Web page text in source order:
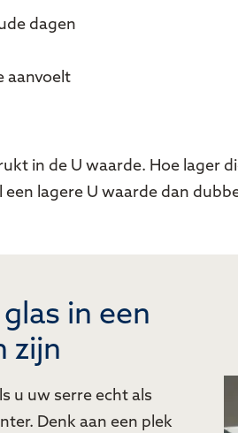
dagen
aanvoelt
in de U waarde. Hoe lager
lagere U waarde dan
in een
zijn
u uw serre echt als
Denk aan een plek